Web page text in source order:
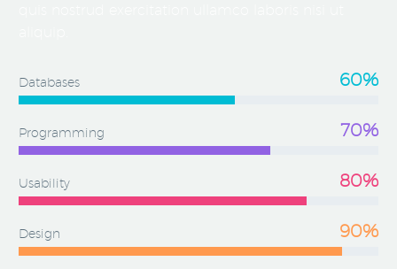
Databases 60%
Programming 70%
Usability 80%
Design 90%